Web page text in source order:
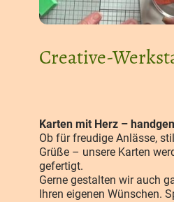
Creative-
Karten mit Herz –
Ob für freudige Anlässe,
Grüße – unsere Karten
gefertigt.
Gerne gestalten wir auch
Ihren eigenen Wünschen.